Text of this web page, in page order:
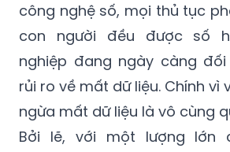
công nghệ số, mọi thủ tục
con người đều được số
nghiệp đang ngày càng
rủi ro về mất dữ liệu. Chính vì
ngừa mất dữ liệu là vô cùng
Bởi lẽ, với một lượng lớn